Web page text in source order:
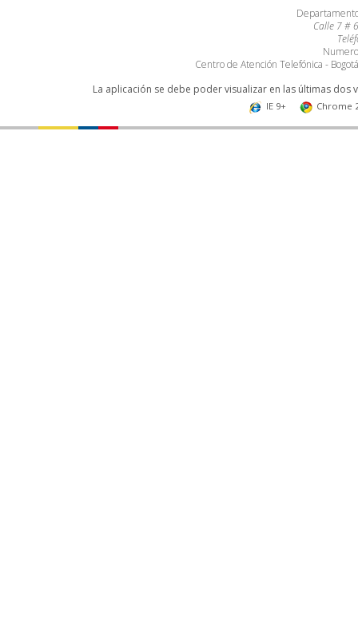
Calle 7 #
Centro de Atención Telefónica -
La aplicación se debe poder visualizar en las últimas
IE 9+ Chrome